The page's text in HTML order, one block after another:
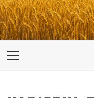
ПОДОРОЖI ПО
Primary